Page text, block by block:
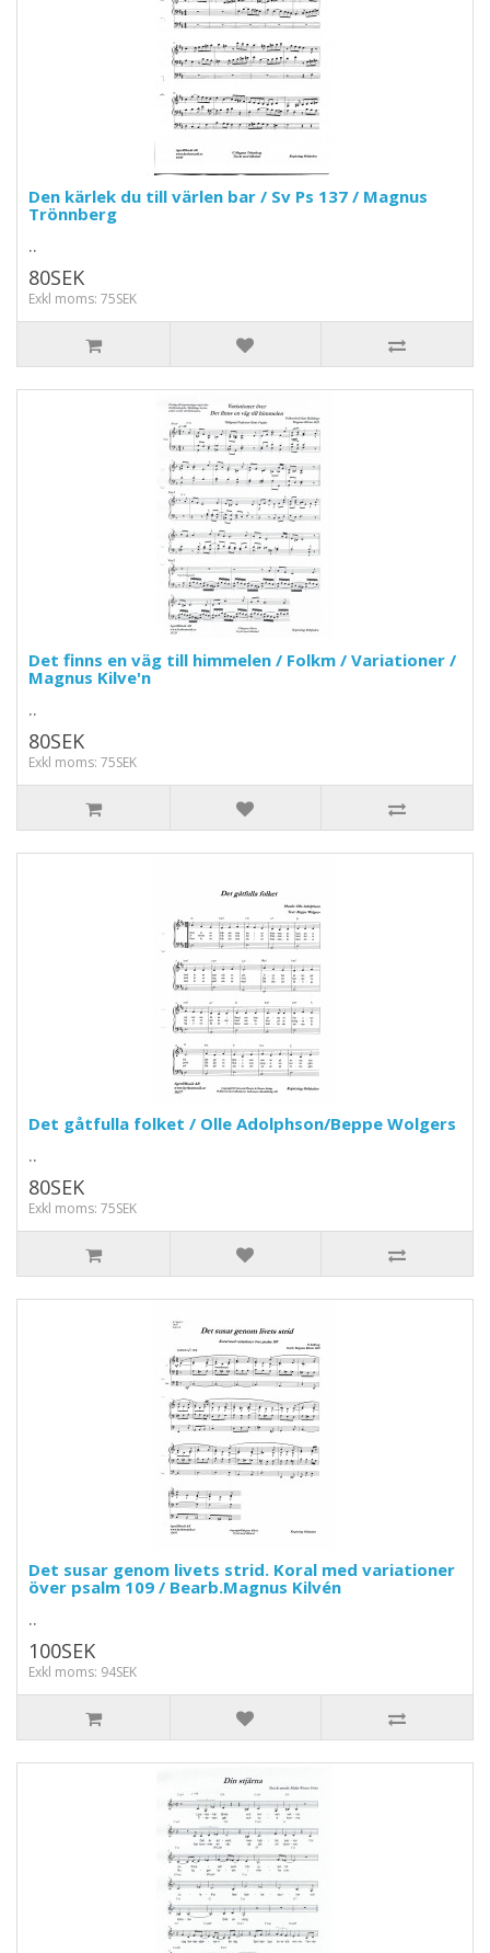
Den kärlek du till värlen bar / Sv Ps 137 / Magnus
Trönnberg
..
80SEK
Exkl moms: 75SEK
Det finns en väg till himmelen / Folkm / Variationer /
Magnus Kilve'n
..
80SEK
Exkl moms: 75SEK
Det gåtfulla folket / Olle Adolphson/Beppe Wolgers
..
80SEK
Exkl moms: 75SEK
Det susar genom livets strid. Koral med variationer
över psalm 109 / Bearb.Magnus Kilvén
..
100SEK
Exkl moms: 94SEK